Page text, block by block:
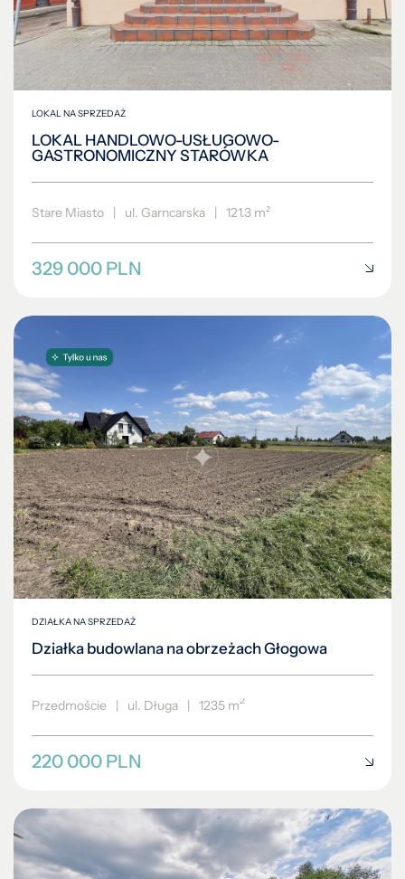
LOKAL NA SPRZEDAŻ
LOKAL HANDLOWO-USŁUGOWO-
GASTRONOMICZNY STARÓWKA
Stare Miasto | ul. Garncarska | 121.3 m²
329 000 PLN
DZIAŁKA NA SPRZEDAŻ
Działka budowlana na obrzeżach Głogowa
Przedmoście | ul. Długa | 1235 m2
220 000 PLN